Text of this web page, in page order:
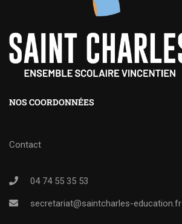
NOS COORDONNÉES
Contact
04 74 55 35 53
secretariat@saintcharles-education.fr